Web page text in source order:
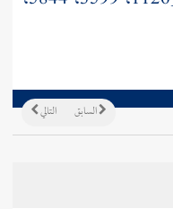
التالي السابق